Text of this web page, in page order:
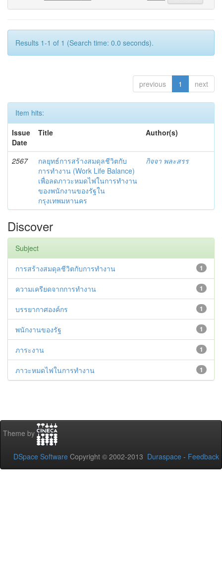
Results 1-1 of 1 (Search time: 0.0 seconds).
previous 1 next
Item hits:
Issue
Date
Title Author(s)
2567
กลยุทธ์การสร้างสมดุลชีวิตกับ
การทำงาน (Work Life Balance)
เพื่อลดภาวะหมดไฟในการทำงาน
ของพนักงานของรัฐใน
กรุงเทพมหานคร
กิจจา พละสรร
Discover
Subject
1
การสร้างสมดุลชีวิตกับการทำงาน
1
ความเครียดจากการทำงาน
1
บรรยากาศองค์กร
1
พนักงานของรัฐ
1
ภาระงาน
1
ภาวะหมดไฟในการทำงาน
Theme by
DSpace Software Copyright © 2002-2013 Duraspace - Feedback